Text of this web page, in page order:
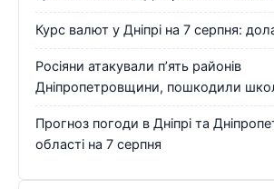
Курс валют у Дніпрі на 7 серпня:
Росіяни атакували п’ять районів
Дніпропетровщини, пошкодили
Прогноз погоди в Дніпрі та
області на 7 серпня